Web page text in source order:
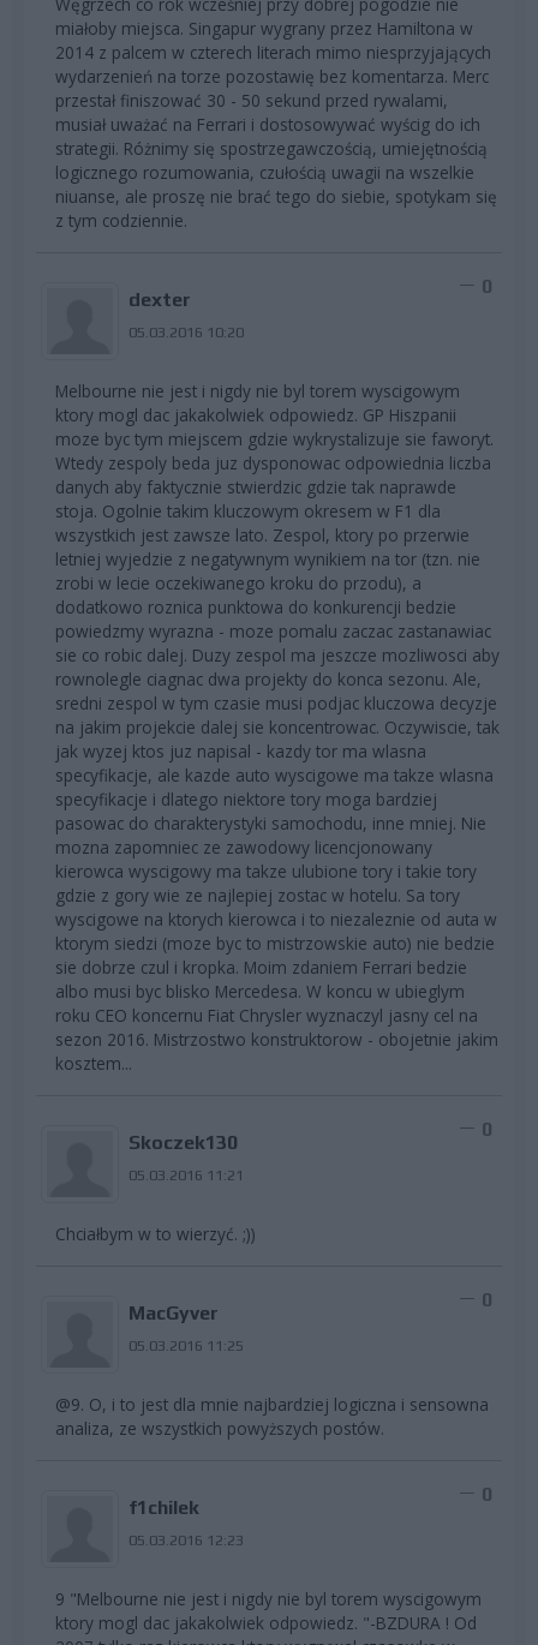
miałoby miejsca. Singapur wygrany przez Hamiltona w
2014 z palcem w czterech literach mimo niesprzyjających
wydarzenień na torze pozostawię bez komentarza. Merc
przestał finiszować 30 - 50 sekund przed rywalami,
musiał uważać na Ferrari i dostosowywać wyścig do ich
strategii. Różnimy się spostrzegawczością, umiejętnością
logicznego rozumowania, czułością uwagii na wszelkie
niuanse, ale proszę nie brać tego do siebie, spotykam się
z tym codziennie.
dexter
05.03.2016 10:20
0
Melbourne nie jest i nigdy nie byl torem wyscigowym
ktory mogl dac jakakolwiek odpowiedz. GP Hiszpanii
moze byc tym miejscem gdzie wykrystalizuje sie faworyt.
Wtedy zespoly beda juz dysponowac odpowiednia liczba
danych aby faktycznie stwierdzic gdzie tak naprawde
stoja. Ogolnie takim kluczowym okresem w F1 dla
wszystkich jest zawsze lato. Zespol, ktory po przerwie
letniej wyjedzie z negatywnym wynikiem na tor (tzn. nie
zrobi w lecie oczekiwanego kroku do przodu), a
dodatkowo roznica punktowa do konkurencji bedzie
powiedzmy wyrazna - moze pomalu zaczac zastanawiac
sie co robic dalej. Duzy zespol ma jeszcze mozliwosci aby
rownolegle ciagnac dwa projekty do konca sezonu. Ale,
sredni zespol w tym czasie musi podjac kluczowa decyzje
na jakim projekcie dalej sie koncentrowac. Oczywiscie, tak
jak wyzej ktos juz napisal - kazdy tor ma wlasna
specyfikacje, ale kazde auto wyscigowe ma takze wlasna
specyfikacje i dlatego niektore tory moga bardziej
pasowac do charakterystyki samochodu, inne mniej. Nie
mozna zapomniec ze zawodowy licencjonowany
kierowca wyscigowy ma takze ulubione tory i takie tory
gdzie z gory wie ze najlepiej zostac w hotelu. Sa tory
wyscigowe na ktorych kierowca i to niezaleznie od auta w
ktorym siedzi (moze byc to mistrzowskie auto) nie bedzie
sie dobrze czul i kropka. Moim zdaniem Ferrari bedzie
albo musi byc blisko Mercedesa. W koncu w ubieglym
roku CEO koncernu Fiat Chrysler wyznaczyl jasny cel na
sezon 2016. Mistrzostwo konstruktorow - obojetnie jakim
kosztem...
Skoczek130
05.03.2016 11:21
0
Chciałbym w to wierzyć. ;))
MacGyver
05.03.2016 11:25
0
@9. O, i to jest dla mnie najbardziej logiczna i sensowna
analiza, ze wszystkich powyższych postów.
f1chilek
05.03.2016 12:23
0
9 "Melbourne nie jest i nigdy nie byl torem wyscigowym
ktory mogl dac jakakolwiek odpowiedz. "-BZDURA ! Od